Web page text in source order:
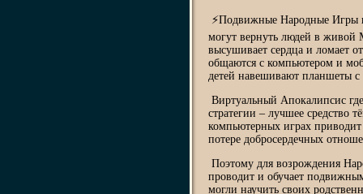
⚡Подвижные Народные Игры
могут вернуть людей в
высушивает сердца и ломает
общаются с компьютером и
детей навешивают планшеты
Виртуальный Апокалипсис
стратегии – лучшее средство
компьютерных играх
потере добросердечных
Поэтому для возрождения
проводит и обучает
могли научить своих